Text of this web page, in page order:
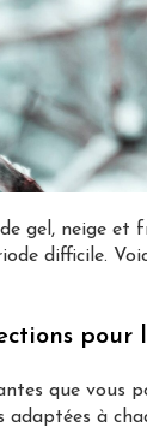
gel, neige
difficile.
pour
que vous
adaptées à